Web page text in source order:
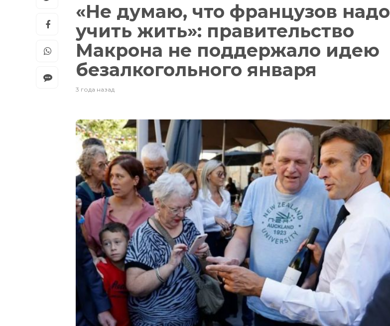
«Не думаю, что французов надо
учить жить»: правительство
Макрона не поддержало идею
безалкогольного января
3 года назад